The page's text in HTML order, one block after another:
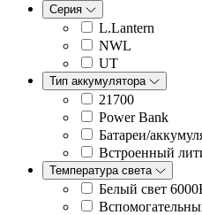
Серия
L.Lantern
NWL
UT
Тип аккумулятора
21700
Power Bank
Батареи/
Встроенный
Температура света
Белый свет